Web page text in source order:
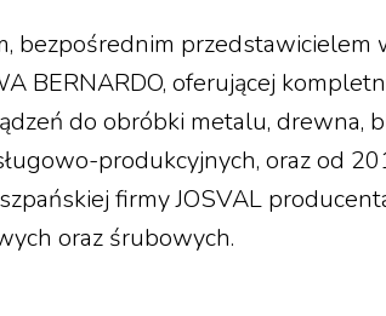
bezpośrednim przedstawicielem
BERNARDO, oferującej
do obróbki metalu, drewna,
produkcyjnych, oraz od
firmy JOSVAL
oraz śrubowych.